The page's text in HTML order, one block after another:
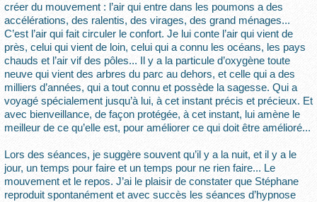
créer du mouvement : l’air qui entre dans les poumons a des
accélérations, des ralentis, des virages, des grand ménages...
C’est l’air qui fait circuler le confort. Je lui conte l’air qui vient de
près, celui qui vient de loin, celui qui a connu les océans, les pays
chauds et l’air vif des pôles... Il y a la particule d’oxygène toute
neuve qui vient des arbres du parc au dehors, et celle qui a des
milliers d’années, qui a tout connu et possède la sagesse. Qui a
voyagé spécialement jusqu’à lui, à cet instant précis et précieux. Et
avec bienveillance, de façon protégée, à cet instant, lui amène le
meilleur de ce qu’elle est, pour améliorer ce qui doit être amélioré...
Lors des séances, je suggère souvent qu’il y a la nuit, et il y a le
jour, un temps pour faire et un temps pour ne rien faire... Le
mouvement et le repos. J’ai le plaisir de constater que Stéphane
reproduit spontanément et avec succès les séances d’hypnose